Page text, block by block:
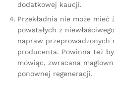
dodatkowej kaucji.
Przekładnia nie może mieć
powstałych z
napraw przeprowadzonych
producenta. Powinna też
mówiąc, zwracana
ponownej regeneracji.